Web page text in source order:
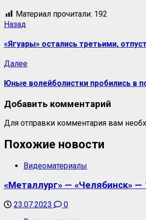
Материал прочитали: 192
Назад
«Ягуары» остались третьими,
Далее
Юные волейболистки пробились в
Добавить комментарий
Для отправки комментария вам
Похожие новости
Видеоматериалы
«Металлург» — «Челябинск» —
23.07.2023
0